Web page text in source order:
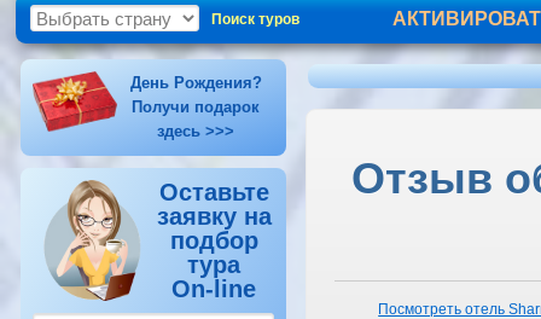
Поиск туров
День Рождения?
Получи подарок
здесь >>>
Оставьте
заявку на
подбор
тура
On-line
Отзыв
Посмотреть отель